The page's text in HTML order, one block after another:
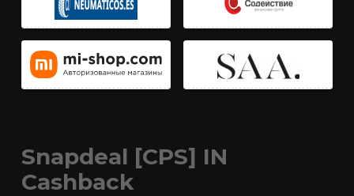
Snapdeal [CPS] IN
Cashback